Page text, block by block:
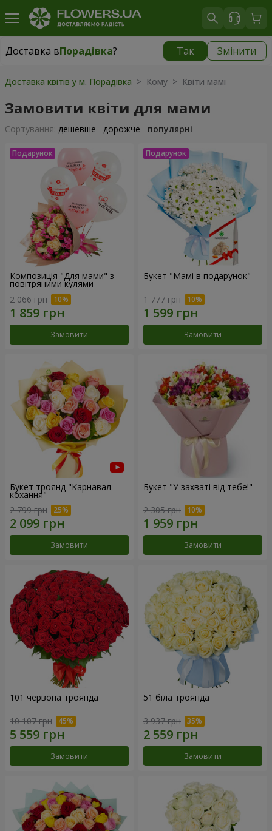
Доставка вПорадівка? Так Змінити
Доставка вПорадівка|
Доставка квітів у м. Порадівка > Кому > Квіти мамі
Замовити квіти для мами
Сортування: дешевше дорожче популярні
Композиція "Для мами" з
повітряними кулями
2 066 грн
Замовити
Букет "Мамі в подарунок"
1 777 грн
Замовити
Букет троянд "Карнавал
кохання"
2 799 грн
Замовити
Букет "У захваті від тебе!"
2 305 грн
Замовити
101 червона троянда
10 107 грн
Замовити
51 біла троянда
3 937 грн
Замовити